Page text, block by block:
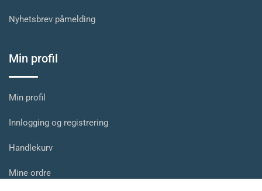
Nyhetsbrev påmelding
Min profil
Min profil
Innlogging og registrering
Handlekurv
Mine ordre